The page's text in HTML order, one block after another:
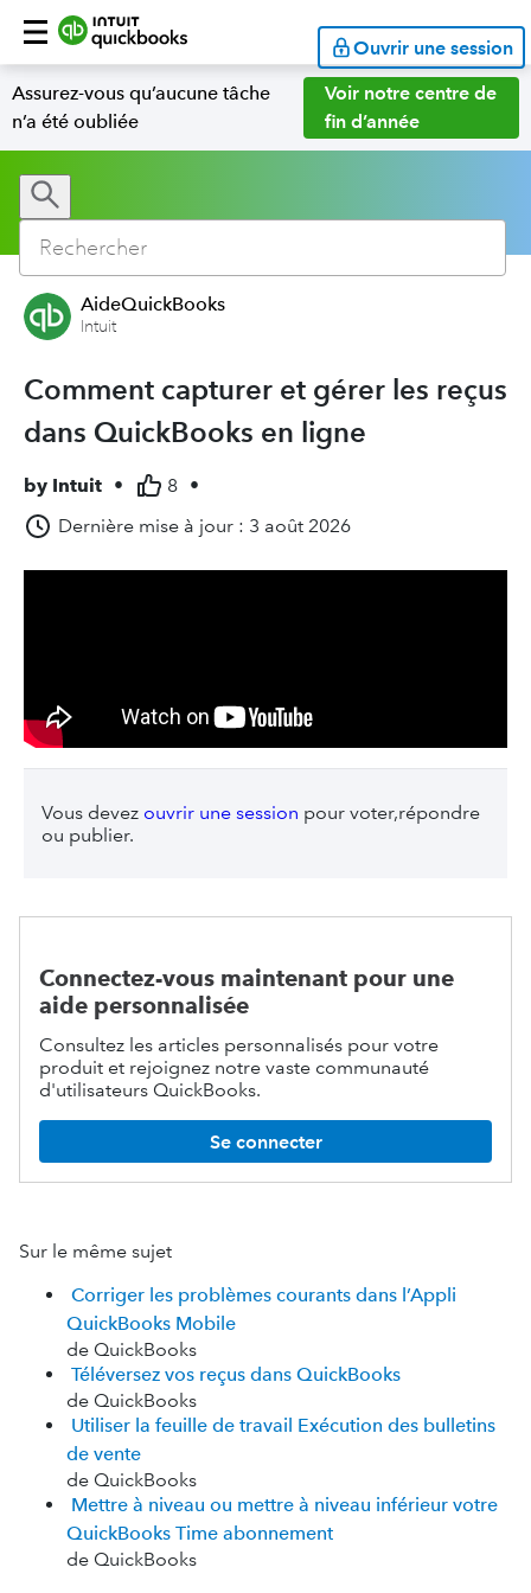
Ouvrir une session
Assurez-vous qu’aucune tâche
n’a été oubliée
Voir notre centre de
fin d’année
AideQuickBooks
Intuit
Comment capturer et gérer les reçus
dans QuickBooks en ligne
by Intuit • 8 •
Dernière mise à jour : 3 août 2026
Vous devez ouvrir une session pour voter,répondre
ou publier.
Connectez-vous maintenant pour une
aide personnalisée
Consultez les articles personnalisés pour votre
produit et rejoignez notre vaste communauté
d'utilisateurs QuickBooks.
Se connecter
Sur le même sujet
Corriger les problèmes courants dans l’Appli
QuickBooks Mobile
de QuickBooks
Téléversez vos reçus dans QuickBooks
de QuickBooks
Utiliser la feuille de travail Exécution des bulletins
de vente
de QuickBooks
Mettre à niveau ou mettre à niveau inférieur votre
QuickBooks Time abonnement
de QuickBooks